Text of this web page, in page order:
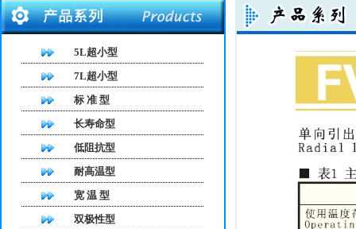
5L超小型
7L超小型
标 准 型
长寿命型
低阻抗型
耐高温型
宽 温 型
双极性型